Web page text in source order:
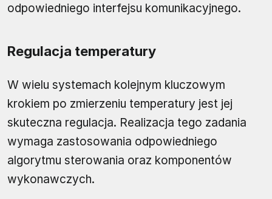
odpowiedniego interfejsu komunikacyjnego.
Regulacja temperatury
W wielu systemach kolejnym kluczowym
krokiem po zmierzeniu temperatury jest jej
skuteczna regulacja. Realizacja tego zadania
wymaga zastosowania odpowiedniego
algorytmu sterowania oraz komponentów
wykonawczych.